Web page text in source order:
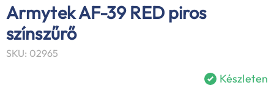
Armytek AF-39 RED piros
színszűrő
SKU: 02965
Készleten